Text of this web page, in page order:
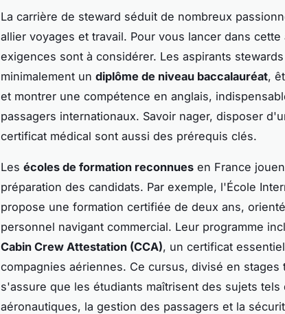
La carrière de steward séduit de nombreux
allier voyages et travail. Pour vous lancer dans
exigences sont à considérer. Les aspirants
minimalement un diplôme de niveau baccalauréat,
et montrer une compétence en anglais,
passagers internationaux. Savoir nager, disposer
certificat médical sont aussi des prérequis clés.
Les écoles de formation reconnues en France
préparation des candidats. Par exemple, l'École
propose une formation certifiée de deux ans,
personnel navigant commercial. Leur programme
Cabin Crew Attestation (CCA), un certificat
compagnies aériennes. Ce cursus, divisé en stages
s'assure que les étudiants maîtrisent des sujets tels
aéronautiques, la gestion des passagers et la